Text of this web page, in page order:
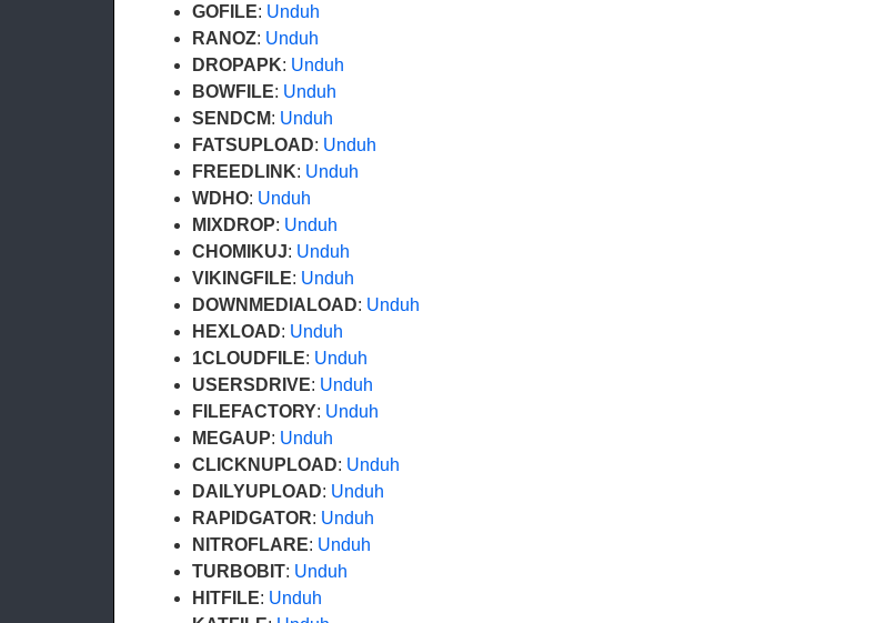
GOFILE: Unduh
RANOZ: Unduh
DROPAPK: Unduh
BOWFILE: Unduh
SENDCM: Unduh
FATSUPLOAD: Unduh
FREEDLINK: Unduh
WDHO: Unduh
MIXDROP: Unduh
CHOMIKUJ: Unduh
VIKINGFILE: Unduh
DOWNMEDIALOAD: Unduh
HEXLOAD: Unduh
1CLOUDFILE: Unduh
USERSDRIVE: Unduh
FILEFACTORY: Unduh
MEGAUP: Unduh
CLICKNUPLOAD: Unduh
DAILYUPLOAD: Unduh
RAPIDGATOR: Unduh
NITROFLARE: Unduh
TURBOBIT: Unduh
HITFILE: Unduh